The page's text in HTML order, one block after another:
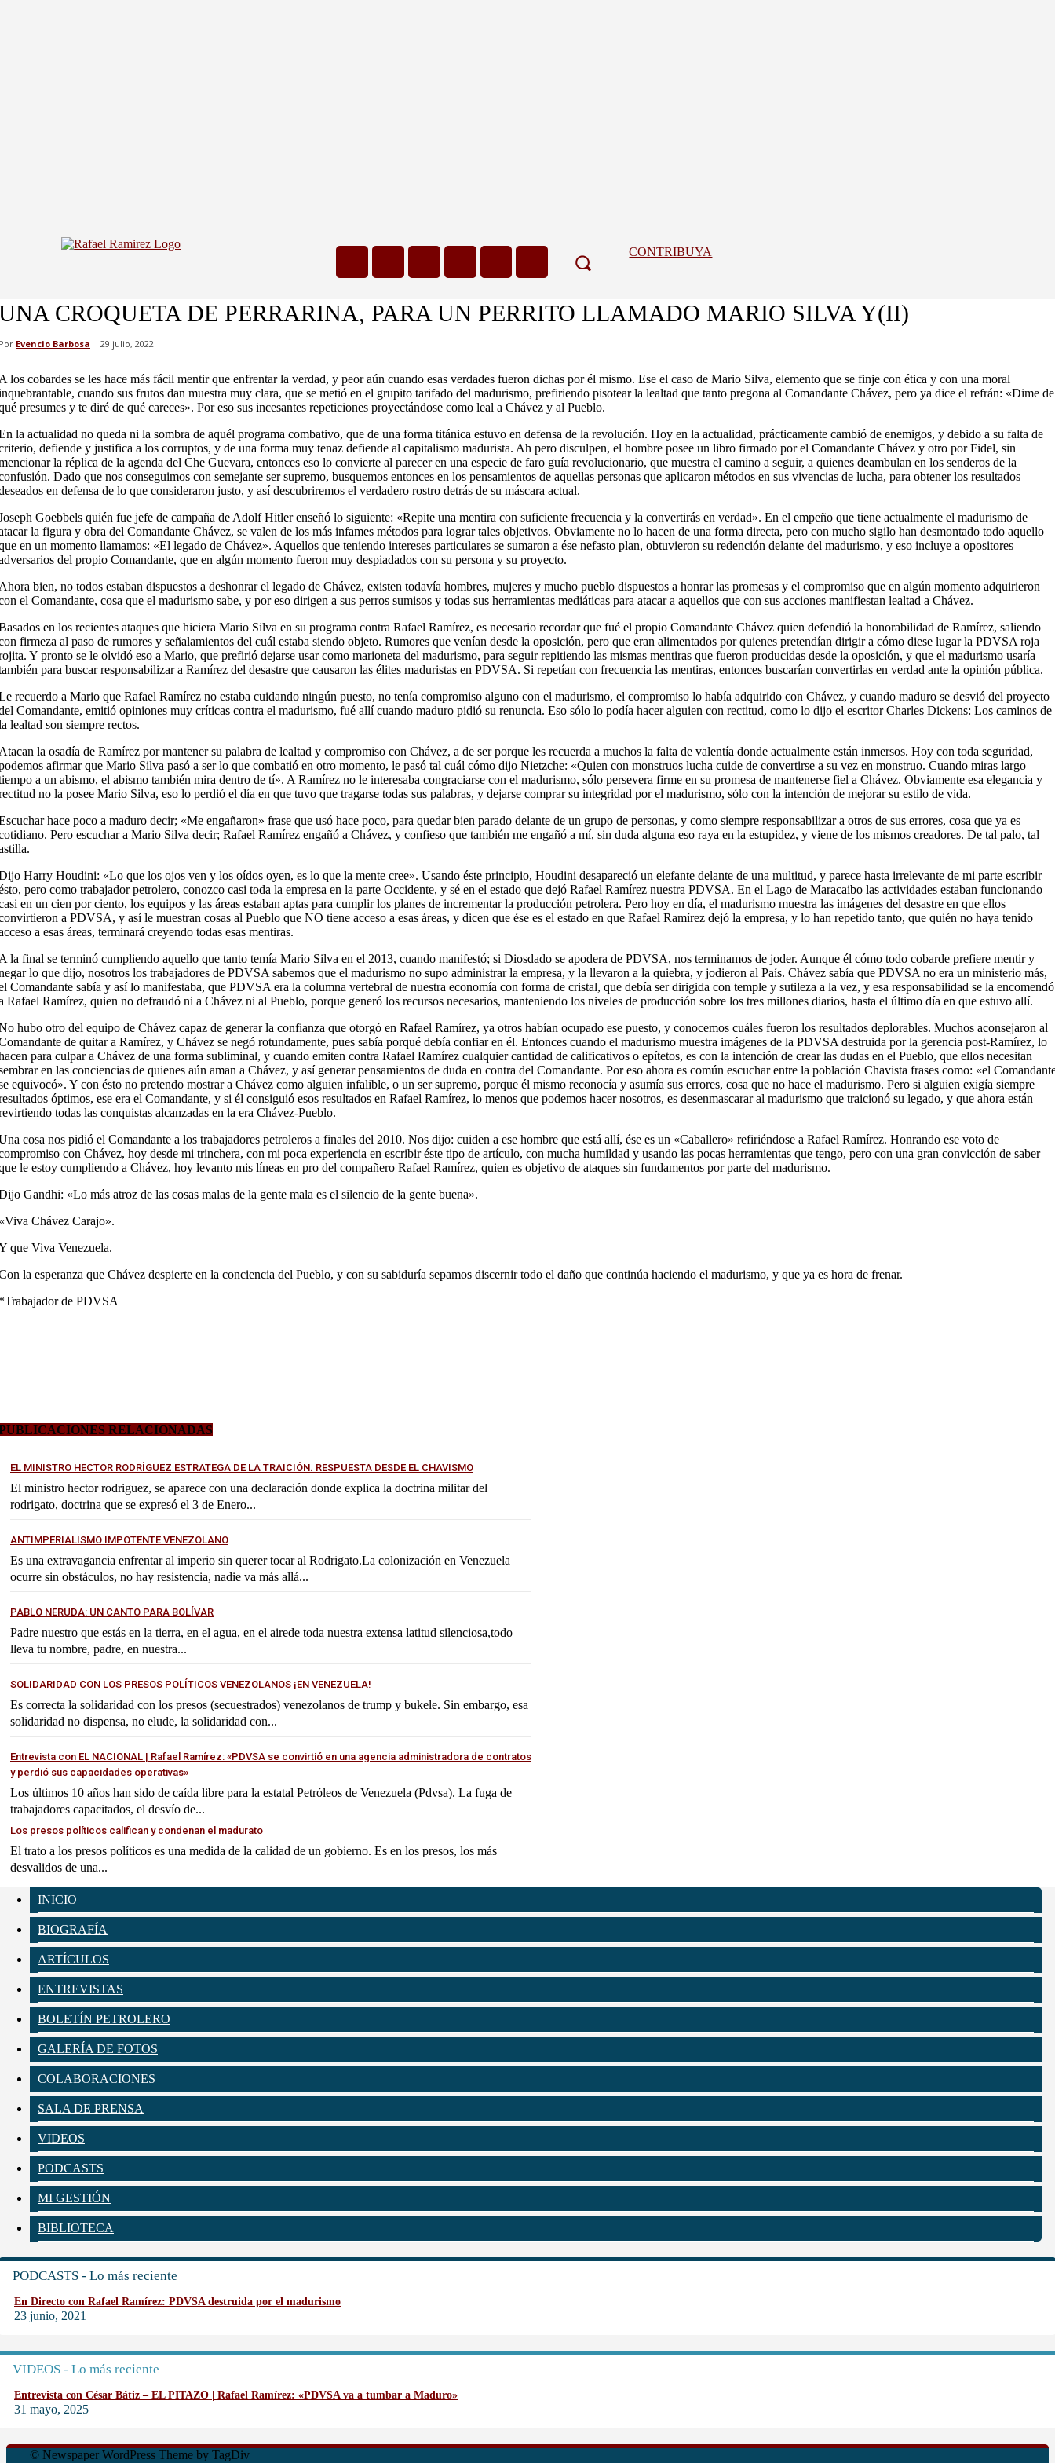
CONTRIBUYA
CROQUETA DE PERRARINA, PARA UN PERRITO LLAMADO MARIO SILVA Y(II)
Evencio Barbosa 29 julio, 2022
los cobardes se les hace más fácil mentir que enfrentar la verdad, y peor aún cuando esas verdades fueron dichas por él mismo. Ese el caso de Mario Silva, elemento que se finje con ética y con una moral
cuando sus frutos dan muestra muy clara, que se metió en el grupito tarifado del madurismo, prefiriendo pisotear la lealtad que tanto pregona al Comandante Chávez, pero ya dice el refrán: «Dime de
presumes y te diré de qué careces». Por eso sus incesantes repeticiones proyectándose como leal a Chávez y al Pueblo.
la actualidad no queda ni la sombra de aquél programa combativo, que de una forma titánica estuvo en defensa de la revolución. Hoy en la actualidad, prácticamente cambió de enemigos, y debido a su falta de
defiende y justifica a los corruptos, y de una forma muy tenaz defiende al capitalismo madurista. Ah pero disculpen, el hombre posee un libro firmado por el Comandante Chávez y otro por Fidel, sin
la réplica de la agenda del Che Guevara, entonces eso lo convierte al parecer en una especie de faro guía revolucionario, que muestra el camino a seguir, a quienes deambulan en los senderos de la
Dado que nos conseguimos con semejante ser supremo, busquemos entonces en los pensamientos de aquellas personas que aplicaron métodos en sus vivencias de lucha, para obtener los resultados
en defensa de lo que consideraron justo, y así descubriremos el verdadero rostro detrás de su máscara actual.
Goebbels quién fue jefe de campaña de Adolf Hitler enseñó lo siguiente: «Repite una mentira con suficiente frecuencia y la convertirás en verdad». En el empeño que tiene actualmente el madurismo de
la figura y obra del Comandante Chávez, se valen de los más infames métodos para lograr tales objetivos. Obviamente no lo hacen de una forma directa, pero con mucho sigilo han desmontado todo aquello
en un momento llamamos: «El legado de Chávez». Aquellos que teniendo intereses particulares se sumaron a ése nefasto plan, obtuvieron su redención delante del madurismo, y eso incluye a opositores
del propio Comandante, que en algún momento fueron muy despiadados con su persona y su proyecto.
bien, no todos estaban dispuestos a deshonrar el legado de Chávez, existen todavía hombres, mujeres y mucho pueblo dispuestos a honrar las promesas y el compromiso que en algún momento adquirieron
el Comandante, cosa que el madurismo sabe, y por eso dirigen a sus perros sumisos y todas sus herramientas mediáticas para atacar a aquellos que con sus acciones manifiestan lealtad a Chávez.
en los recientes ataques que hiciera Mario Silva en su programa contra Rafael Ramírez, es necesario recordar que fué el propio Comandante Chávez quien defendió la honorabilidad de Ramírez, saliendo
firmeza al paso de rumores y señalamientos del cuál estaba siendo objeto. Rumores que venían desde la oposición, pero que eran alimentados por quienes pretendían dirigir a cómo diese lugar la PDVSA roja
Y pronto se le olvidó eso a Mario, que prefirió dejarse usar como marioneta del madurismo, para seguir repitiendo las mismas mentiras que fueron producidas desde la oposición, y que el madurismo usaría
para buscar responsabilizar a Ramírez del desastre que causaron las élites maduristas en PDVSA. Si repetían con frecuencia las mentiras, entonces buscarían convertirlas en verdad ante la opinión pública.
recuerdo a Mario que Rafael Ramírez no estaba cuidando ningún puesto, no tenía compromiso alguno con el madurismo, el compromiso lo había adquirido con Chávez, y cuando maduro se desvió del proyecto
Comandante, emitió opiniones muy críticas contra el madurismo, fué allí cuando maduro pidió su renuncia. Eso sólo lo podía hacer alguien con rectitud, como lo dijo el escritor Charles Dickens: Los caminos de
lealtad son siempre rectos.
la osadía de Ramírez por mantener su palabra de lealtad y compromiso con Chávez, a de ser porque les recuerda a muchos la falta de valentía donde actualmente están inmersos. Hoy con toda seguridad,
afirmar que Mario Silva pasó a ser lo que combatió en otro momento, le pasó tal cuál cómo dijo Nietzche: «Quien con monstruos lucha cuide de convertirse a su vez en monstruo. Cuando miras largo
a un abismo, el abismo también mira dentro de tí». A Ramírez no le interesaba congraciarse con el madurismo, sólo persevera firme en su promesa de mantenerse fiel a Chávez. Obviamente esa elegancia y
no la posee Mario Silva, eso lo perdió el día en que tuvo que tragarse todas sus palabras, y dejarse comprar su integridad por el madurismo, sólo con la intención de mejorar su estilo de vida.
hace poco a maduro decir; «Me engañaron» frase que usó hace poco, para quedar bien parado delante de un grupo de personas, y como siempre responsabilizar a otros de sus errores, cosa que ya es
Pero escuchar a Mario Silva decir; Rafael Ramírez engañó a Chávez, y confieso que también me engañó a mí, sin duda alguna eso raya en la estupidez, y viene de los mismos creadores. De tal palo, tal
Harry Houdini: «Lo que los ojos ven y los oídos oyen, es lo que la mente cree». Usando éste principio, Houdini desapareció un elefante delante de una multitud, y parece hasta irrelevante de mi parte escribir
pero como trabajador petrolero, conozco casi toda la empresa en la parte Occidente, y sé en el estado que dejó Rafael Ramírez nuestra PDVSA. En el Lago de Maracaibo las actividades estaban funcionando
en un cien por ciento, los equipos y las áreas estaban aptas para cumplir los planes de incrementar la producción petrolera. Pero hoy en día, el madurismo muestra las imágenes del desastre en que ellos
a PDVSA, y así le muestran cosas al Pueblo que NO tiene acceso a esas áreas, y dicen que ése es el estado en que Rafael Ramírez dejó la empresa, y lo han repetido tanto, que quién no haya tenido
a esas áreas, terminará creyendo todas esas mentiras.
la final se terminó cumpliendo aquello que tanto temía Mario Silva en el 2013, cuando manifestó; si Diosdado se apodera de PDVSA, nos terminamos de joder. Aunque él cómo todo cobarde prefiere mentir y
lo que dijo, nosotros los trabajadores de PDVSA sabemos que el madurismo no supo administrar la empresa, y la llevaron a la quiebra, y jodieron al País. Chávez sabía que PDVSA no era un ministerio más,
Comandante sabía y así lo manifestaba, que PDVSA era la columna vertebral de nuestra economía con forma de cristal, que debía ser dirigida con temple y sutileza a la vez, y esa responsabilidad se la encomendó
Rafael Ramírez, quien no defraudó ni a Chávez ni al Pueblo, porque generó los recursos necesarios, manteniendo los niveles de producción sobre los tres millones diarios, hasta el último día en que estuvo allí.
hubo otro del equipo de Chávez capaz de generar la confianza que otorgó en Rafael Ramírez, ya otros habían ocupado ese puesto, y conocemos cuáles fueron los resultados deplorables. Muchos aconsejaron al
de quitar a Ramírez, y Chávez se negó rotundamente, pues sabía porqué debía confiar en él. Entonces cuando el madurismo muestra imágenes de la PDVSA destruida por la gerencia post-Ramírez, lo
para culpar a Chávez de una forma subliminal, y cuando emiten contra Rafael Ramírez cualquier cantidad de calificativos o epítetos, es con la intención de crear las dudas en el Pueblo, que ellos necesitan
en las conciencias de quienes aún aman a Chávez, y así generar pensamientos de duda en contra del Comandante. Por eso ahora es común escuchar entre la población Chavista frases como: «el
equivocó». Y con ésto no pretendo mostrar a Chávez como alguien infalible, o un ser supremo, porque él mismo reconocía y asumía sus errores, cosa que no hace el madurismo. Pero si alguien exigía siempre
óptimos, ese era el Comandante, y si él consiguió esos resultados en Rafael Ramírez, lo menos que podemos hacer nosotros, es desenmascarar al madurismo que traicionó su legado, y que ahora están
todas las conquistas alcanzadas en la era Chávez-Pueblo.
cosa nos pidió el Comandante a los trabajadores petroleros a finales del 2010. Nos dijo: cuiden a ese hombre que está allí, ése es un «Caballero» refiriéndose a Rafael Ramírez. Honrando ese voto de
con Chávez, hoy desde mi trinchera, con mi poca experiencia en escribir éste tipo de artículo, con mucha humildad y usando las pocas herramientas que tengo, pero con una gran convicción de saber
le estoy cumpliendo a Chávez, hoy levanto mis líneas en pro del compañero Rafael Ramírez, quien es objetivo de ataques sin fundamentos por parte del madurismo.
Gandhi: «Lo más atroz de las cosas malas de la gente mala es el silencio de la gente buena».
Chávez Carajo».
que Viva Venezuela.
la esperanza que Chávez despierte en la conciencia del Pueblo, y con su sabiduría sepamos discernir todo el daño que continúa haciendo el madurismo, y que ya es hora de frenar.
de PDVSA
RELACIONADAS
EL MINISTRO HECTOR RODRÍGUEZ ESTRATEGA DE LA TRAICIÓN. RESPUESTA DESDE EL CHAVISMO
El ministro hector rodriguez, se aparece con una declaración donde explica la doctrina militar del
rodrigato, doctrina que se expresó el 3 de Enero...
ANTIMPERIALISMO IMPOTENTE VENEZOLANO
Es una extravagancia enfrentar al imperio sin querer tocar al Rodrigato.La colonización en Venezuela
ocurre sin obstáculos, no hay resistencia, nadie va más allá...
PABLO NERUDA: UN CANTO PARA BOLÍVAR
Padre nuestro que estás en la tierra, en el agua, en el airede toda nuestra extensa latitud silenciosa,todo
lleva tu nombre, padre, en nuestra...
SOLIDARIDAD CON LOS PRESOS POLÍTICOS VENEZOLANOS ¡EN VENEZUELA!
Es correcta la solidaridad con los presos (secuestrados) venezolanos de trump y bukele. Sin embargo, esa
solidaridad no dispensa, no elude, la solidaridad con...
Entrevista con EL NACIONAL | Rafael Ramírez: «PDVSA se convirtió en una agencia administradora de contratos
y perdió sus capacidades operativas»
Los últimos 10 años han sido de caída libre para la estatal Petróleos de Venezuela (Pdvsa). La fuga de
trabajadores capacitados, el desvío de...
Los presos políticos califican y condenan el madurato
El trato a los presos políticos es una medida de la calidad de un gobierno. Es en los presos, los más
desvalidos de una...
INICIO
BIOGRAFÍA
ARTÍCULOS
ENTREVISTAS
BOLETÍN PETROLERO
GALERÍA DE FOTOS
COLABORACIONES
SALA DE PRENSA
VIDEOS
PODCASTS
MI GESTIÓN
BIBLIOTECA
PODCASTS - Lo más reciente
En Directo con Rafael Ramírez: PDVSA destruida por el madurismo
23 junio, 2021
VIDEOS - Lo más reciente
Entrevista con César Bátiz – EL PITAZO | Rafael Ramírez: «PDVSA va a tumbar a Maduro»
31 mayo, 2025
© Newspaper WordPress Theme by TagDiv